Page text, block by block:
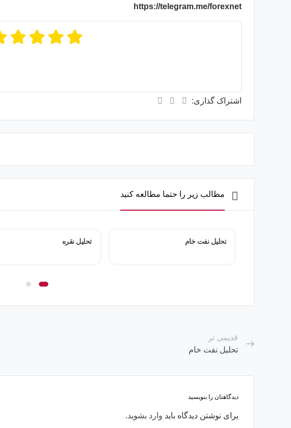
https://telegram.me/forexnet
اشتراک گذاری:
مطالب زیر را حتما مطالعه کنید
تحلیل نقره تحلیل طلا
قدیمی تر
تحلیل نفت خام
دیدگاهتان را بنویسید
برای نوشتن دیدگاه باید وارد بشوید.